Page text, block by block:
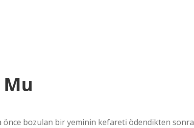
bozulan bir yeminin kefareti ödendikten sonra